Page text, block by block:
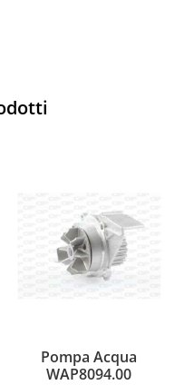
Pompa Acqua
WAP8094.00